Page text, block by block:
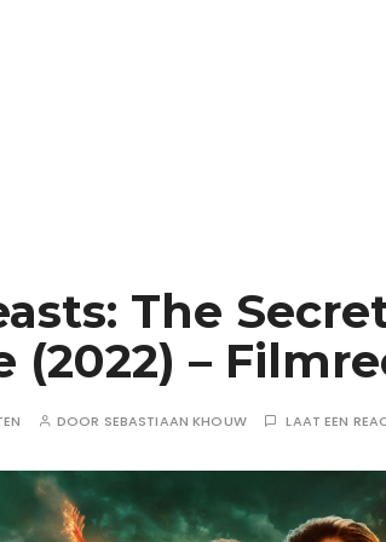
The
(2022) –
DOOR SEBASTIAAN KHOUW LAAT EEN